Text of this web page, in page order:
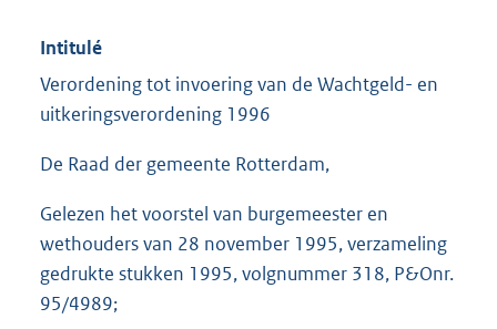
Intitulé
Verordening tot invoering van de Wachtgeld- en
uitkeringsverordening 1996
De Raad der gemeente Rotterdam,
Gelezen het voorstel van burgemeester en
wethouders van 28 november 1995, verzameling
gedrukte stukken 1995, volgnummer 318, P&Onr.
95/4989;